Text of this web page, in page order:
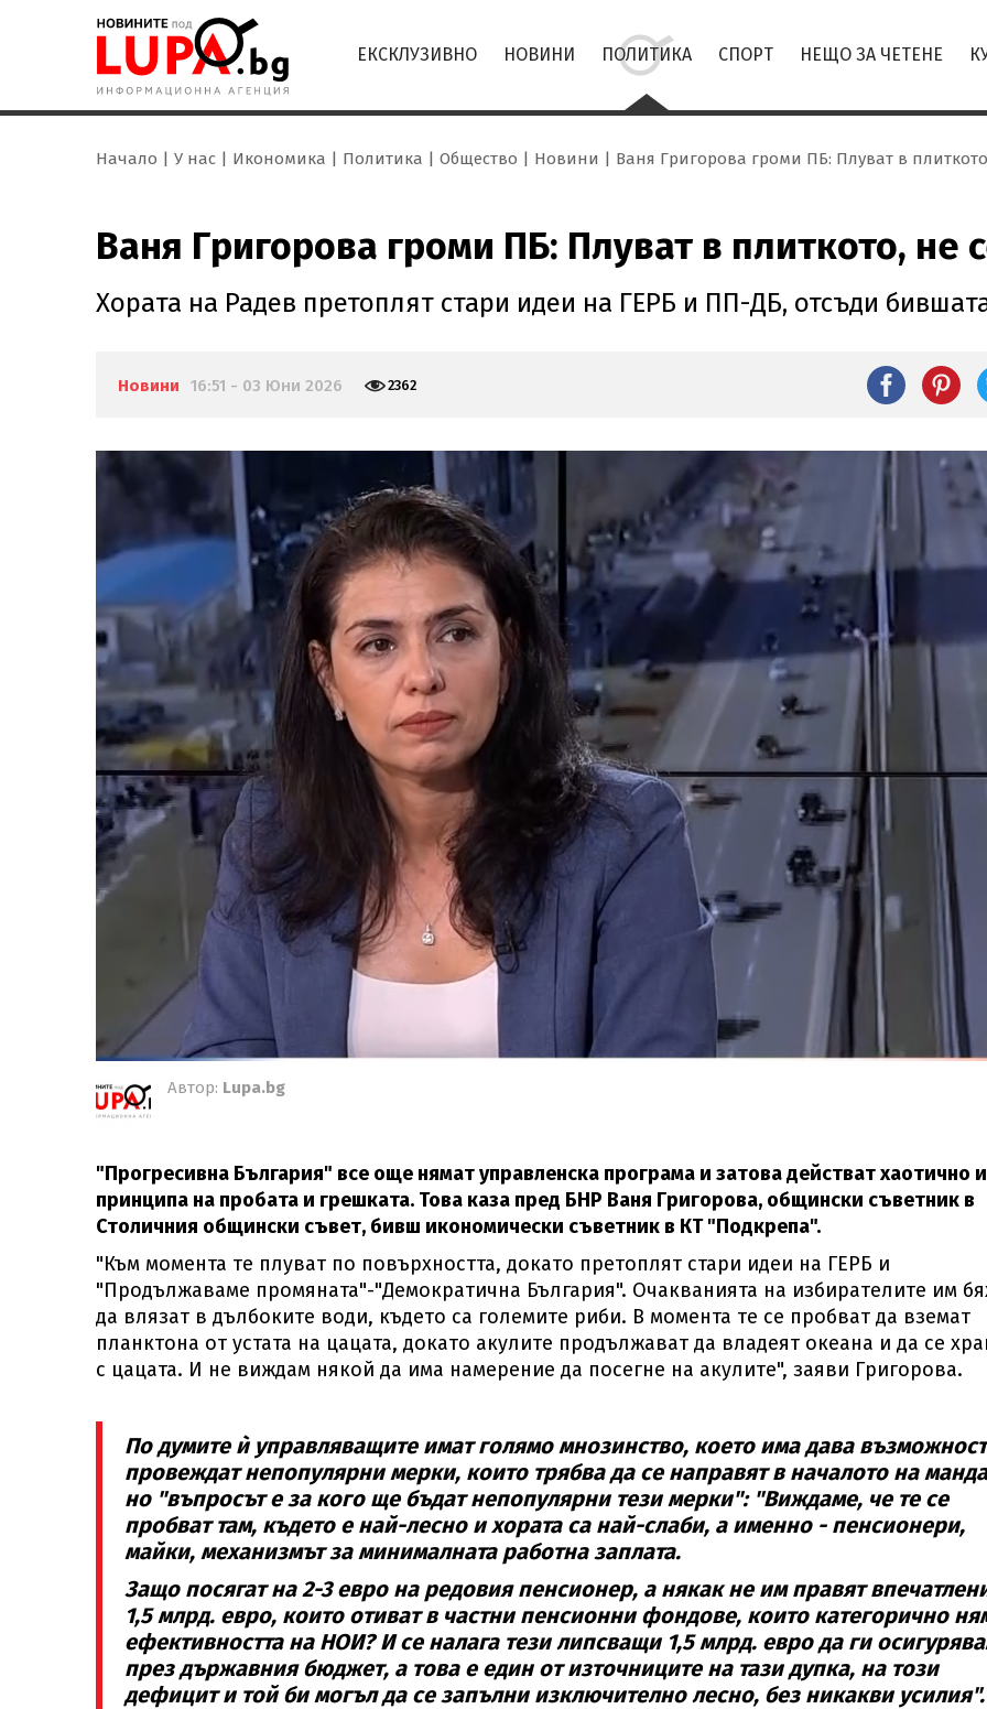
ЕКСКЛУЗИВНО НОВИНИ ПОЛИТИКА СПОРТ НЕЩО ЗА ЧЕТЕНЕ
Начало У нас Икономика Политика Общество Новини Ваня Григорова громи ПБ: Плуват в
Ваня Григорова громи ПБ: Плуват в плиткото, не
Хората на Радев претоплят стари идеи на ГЕРБ и ПП-ДБ, отсъди
Новини 16:51 - 03 Юни 2026 2362
Автор: Lupa.bg
"Прогресивна България" все още нямат управленска програма и затова действат хаотично
принципа на пробата и грешката. Това каза пред БНР Ваня Григорова, общински съветник в
Столичния общински съвет, бивш икономически съветник в КТ "Подкрепа".
"Към момента те плуват по повърхността, докато претоплят стари идеи на ГЕРБ и
"Продължаваме промяната"-"Демократична България". Очакванията на избирателите им
да влязат в дълбоките води, където са големите риби. В момента те се пробват да вземат
планктона от устата на цацата, докато акулите продължават да владеят океана и да се
с цацата. И не виждам някой да има намерение да посегне на акулите", заяви Григорова.
По думите ѝ управляващите имат голямо мнозинство, което има дава
провеждат непопулярни мерки, които трябва да се направят в началото на
но "въпросът е за кого ще бъдат непопулярни тези мерки": "Виждаме, че те се
пробват там, където е най-лесно и хората са най-слаби, а именно - пенсионери,
майки, механизмът за минималната работна заплата.
Защо посягат на 2-3 евро на редовия пенсионер, а някак не им правят
1,5 млрд. евро, които отиват в частни пенсионни фондове, които категорично
ефективността на НОИ? И се налага тези липсващи 1,5 млрд. евро да ги
през държавния бюджет, а това е един от източниците на тази дупка, на този
дефицит и той би могъл да се запълни изключително лесно, без никакви усилия".